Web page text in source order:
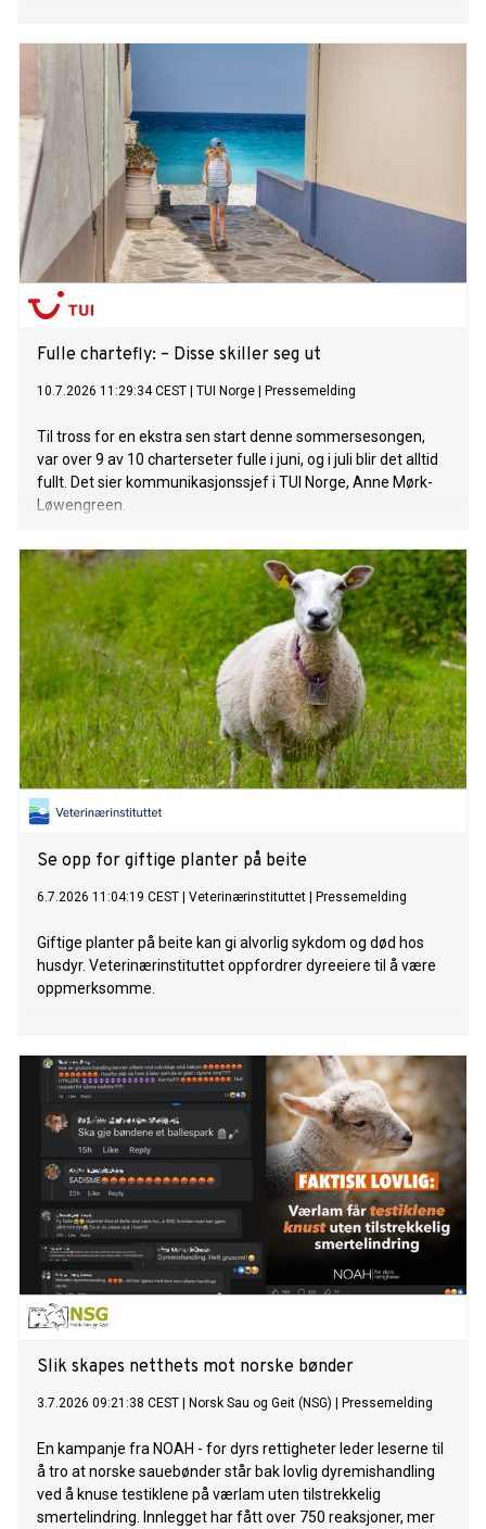
Fulle chartefly: – Disse skiller seg ut
10.7.2026 11:29:34 CEST TUI Norge Pressemelding
Til tross for en ekstra sen start denne sommersesongen,
var over 9 av 10 charterseter fulle i juni, og i juli blir det alltid
fullt. Det sier kommunikasjonssjef i TUI Norge, Anne Mørk-
Løwengreen.
Se opp for giftige planter på beite
6.7.2026 11:04:19 CEST Veterinærinstituttet Pressemelding
Giftige planter på beite kan gi alvorlig sykdom og død hos
husdyr. Veterinærinstituttet oppfordrer dyreeiere til å være
oppmerksomme.
Slik skapes netthets mot norske bønder
3.7.2026 09:21:38 CEST Norsk Sau og Geit (NSG) Pressemelding
En kampanje fra NOAH - for dyrs rettigheter leder leserne til
å tro at norske sauebønder står bak lovlig dyremishandling
ved å knuse testiklene på værlam uten tilstrekkelig
smertelindring. Innlegget har fått over 750 reaksjoner, mer